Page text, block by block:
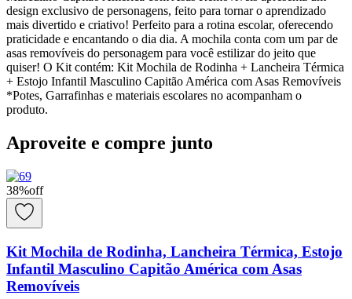
design exclusivo de personagens, feito para tornar o aprendizado
mais divertido e criativo! Perfeito para a rotina escolar, oferecendo
praticidade e encantando o dia dia. A mochila conta com um par de
asas removíveis do personagem para você estilizar do jeito que
quiser! O Kit contém: Kit Mochila de Rodinha + Lancheira Térmica
+ Estojo Infantil Masculino Capitão América com Asas Removíveis
*Potes, Garrafinhas e materiais escolares no acompanham o
produto.
Aproveite e compre junto
38%off
Kit Mochila de Rodinha, Lancheira Térmica, Estojo
Infantil Masculino Capitão América com Asas
Removíveis